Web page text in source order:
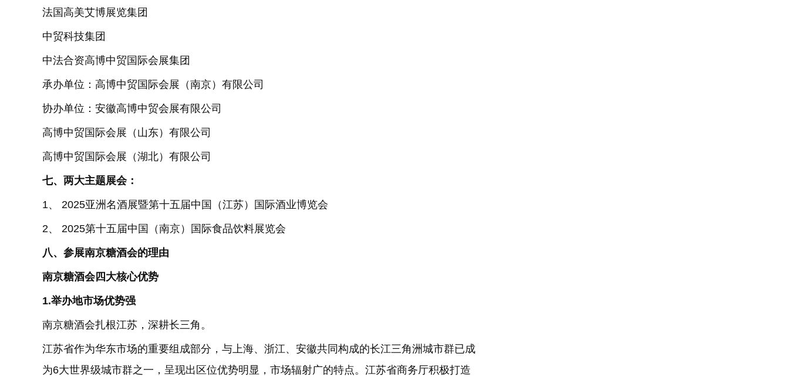
法国高美艾博展览集团
中贸科技集团
中法合资高博中贸国际会展集团
承办单位：高博中贸国际会展（南京）有限公司
协办单位：安徽高博中贸会展有限公司
高博中贸国际会展（山东）有限公司
高博中贸国际会展（湖北）有限公司
七、两大主题展会：
1、 2025亚洲名酒展暨第十五届中国（江苏）国际酒业博览会
2、 2025第十五届中国（南京）国际食品饮料展览会
八、参展南京糖酒会的理由
南京糖酒会四大核心优势
1.举办地市场优势强
南京糖酒会扎根江苏，深耕长三角。
江苏省作为华东市场的重要组成部分，与上海、浙江、安徽共同构成的长江三角洲城市群已成
为6大世界级城市群之一，呈现出区位优势明显，市场辐射广的特点。江苏省商务厅积极打造